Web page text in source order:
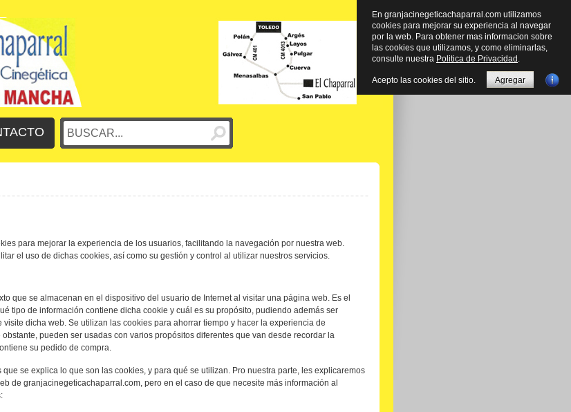
para mejorar la experiencia de los usuarios, facilitando la navegación por nuestra web.
el uso de dichas cookies, así como su gestión y control al utilizar nuestros servicios.
que se almacenan en el dispositivo del usuario de Internet al visitar una página web. Es el
tipo de información contiene dicha cookie y cuál es su propósito, pudiendo además ser
dicha web. Se utilizan las cookies para ahorrar tiempo y hacer la experiencia de
pueden ser usadas con varios propósitos diferentes que van desde recordar la
su pedido de compra.
se explica lo que son las cookies, y para qué se utilizan. Pro nuestra parte, les explicaremos
de granjacinegeticachaparral.com, pero en el caso de que necesite más información al
En granjacinegeticachaparral.com utilizamos
cookies para mejorar su experiencia al navegar
por la web. Para obtener mas informacion sobre
las cookies que utilizamos, y como eliminarlas,
consulte nuestra Politica de Privacidad .
Acepto las cookies del sitio. Agregar